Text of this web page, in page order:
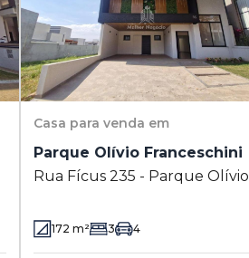
Casa para venda em
Parque Olívio Franceschini
Rua Fícus 235 - Parque Olívio
172 m² 3 4